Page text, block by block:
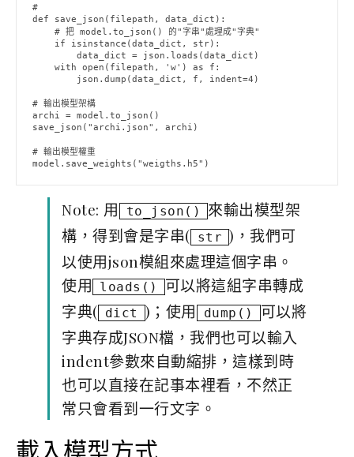
#
def save_json(filepath, data_dict):
# 輸出模型架構
archi = model.to_json()
save_json("archi.json", archi)
# 輸出模型權重
model.save_weights("weigths.h5")
Note: 用 to_json()
來輸出模型架
構，得到會是字串( str )，我們可
以使用json模組來處理這個字串。
使用
loads()
可以將這組字串轉成
字典( dict )；使用 dump()
可以將
字典存成JSON檔，我們也可以輸入
indent參數來自動縮排，這樣到時
也可以直接在記事本裡看，不然正
常只會看到一行文字。
載入模型方式